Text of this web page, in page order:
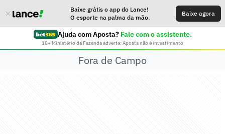
Baixe grátis o app do Lance!
O esporte na palma da mão.
Baixe agora
Ajuda com Aposta? Fale com o assistente.
18+ Ministério da Fazenda adverte: Aposta não é investimento
Fora de Campo